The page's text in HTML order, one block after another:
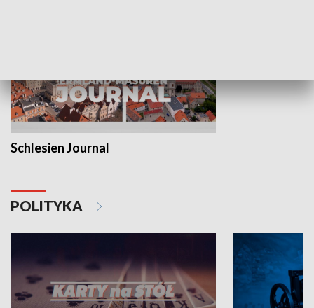
Schlesien Journal
POLITYKA